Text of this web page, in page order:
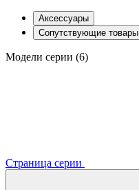
Аксессуары
Сопутствующие товары
Модели серии (6)
Страница серии